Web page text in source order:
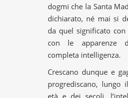
dogmi che la Santa
dichiarato, né mai si
da quel significato
con le apparenze
completa intelligenza.
Crescano dunque e
progrediscano, lungo